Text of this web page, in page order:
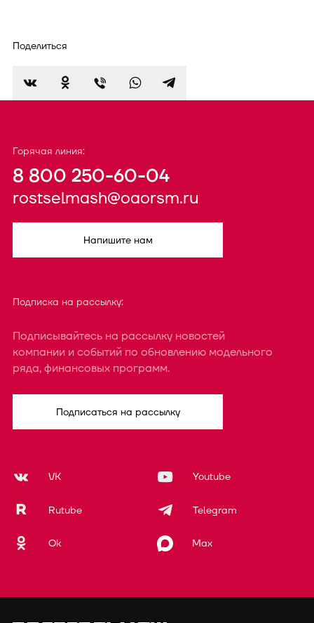
Поделиться
Горячая линия:
8 800 250-60-04
rostselmash@oaorsm.ru
Напишите нам
Подписка на рассылку:
Подписывайтесь на рассылку новостей
компании и событий по обновлению модельного
ряда, финансовых программ.
Подписаться на рассылку
VK Youtube
Rutube Telegram
Ok Max